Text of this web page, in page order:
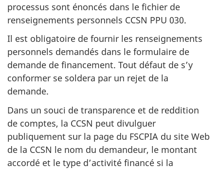
processus sont énoncés dans le fichier de
renseignements personnels CCSN PPU 030.
Il est obligatoire de fournir les renseignements
personnels demandés dans le formulaire de
demande de financement. Tout défaut de s’y
conformer se soldera par un rejet de la
demande.
Dans un souci de transparence et de reddition
de comptes, la CCSN peut divulguer
publiquement sur la page du FSCPIA du site Web
de la CCSN le nom du demandeur, le montant
accordé et le type d’activité financé si la